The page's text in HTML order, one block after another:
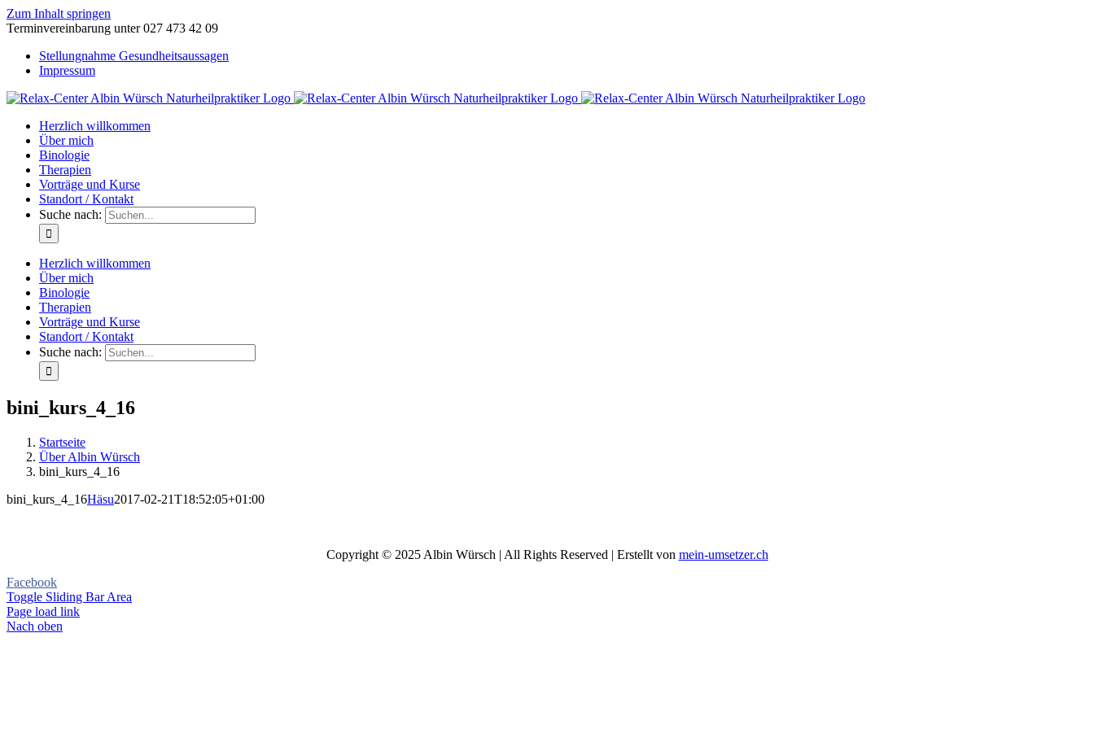
Zum Inhalt springen
Terminvereinbarung unter 027 473 42 09
Stellungnahme Gesundheitsaussagen
Impressum
Herzlich willkommen
Über mich
Binologie
Therapien
Vorträge und Kurse
Standort / Kontakt
Suche nach:
Herzlich willkommen
Über mich
Binologie
Therapien
Vorträge und Kurse
Standort / Kontakt
Suche nach:
bini_kurs_4_16
Startseite
Über Albin Würsch
bini_kurs_4_16
bini_kurs_4_16Häsu2017-02-21T18:52:05+01:00
Copyright © 2025 Albin Würsch | All Rights Reserved | Erstellt von mein-umsetzer.ch
Facebook
Toggle Sliding Bar Area
Page load link
Nach oben